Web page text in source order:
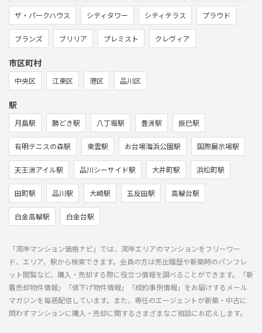
ザ・パークハウス シティタワー シティテラス プラウド
ブランズ ブリリア プレミスト クレヴィア
市区町村
中央区 江東区 港区 品川区
駅
月島駅 勝どき駅 八丁堀駅 豊洲駅 辰巳駅
有明テニスの森駅 東雲駅 お台場海浜公園駅 国際展示場駅
天王洲アイル駅 品川シーサイド駅 大井町駅 浜松町駅
田町駅 品川駅 大崎駅 五反田駅 高輪台駅
白金高輪駅 白金台駅
「湾岸マンション価格ナビ」では、湾岸エリアのマンションをフリーワー
ド、エリア、駅から検索できます。会員の方は売出履歴や新築時のパンフレ
ット閲覧など、購入・売却する際に役立つ情報を調べることができます。「新
着売却物件情報」「値下げ物件情報」「成約事例情報」をお届けするメール
マガジンを毎週配信しています。また、専任のエージェントが新築・中古に
問わずマンションに購入・売却に関するさまざまなご相談にお応えします。